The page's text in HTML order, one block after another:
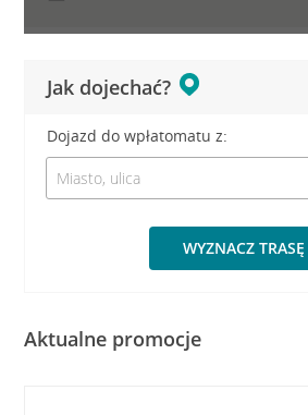
Jak dojechać?
Dojazd do wpłatomatu z:
WYZNACZ TRASĘ
Aktualne promocje